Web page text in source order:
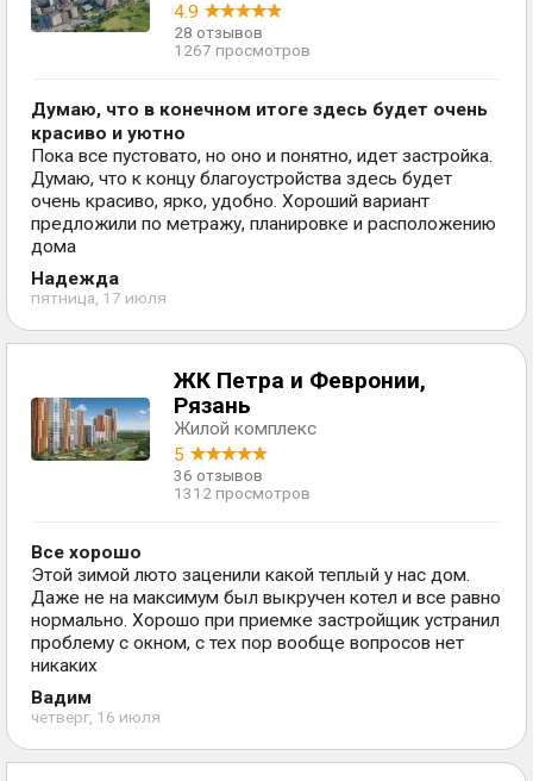
4.9
28 отзывов
1267 просмотров
Думаю, что в конечном итоге здесь будет очень
красиво и уютно
Пока все пустовато, но оно и понятно, идет застройка.
Думаю, что к концу благоустройства здесь будет
очень красиво, ярко, удобно. Хороший вариант
предложили по метражу, планировке и расположению
дома
Надежда
пятница, 17 июля
ЖК Петра и Февронии,
Рязань
Жилой комплекс
5
36 отзывов
1312 просмотров
Все хорошо
Этой зимой люто заценили какой теплый у нас дом.
Даже не на максимум был выкручен котел и все равно
нормально. Хорошо при приемке застройщик устранил
проблему с окном, с тех пор вообще вопросов нет
никаких
Вадим
четверг, 16 июля